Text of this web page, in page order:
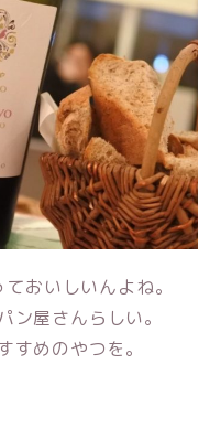
おいしいんよね。
ン屋さんらしい。
すめのやつを。